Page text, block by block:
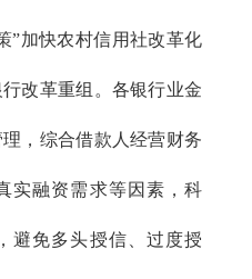
”加快农村信用社改革化
改革重组。各银行业金
，综合借款人经营财务
实融资需求等因素，科
避免多头授信、过度授